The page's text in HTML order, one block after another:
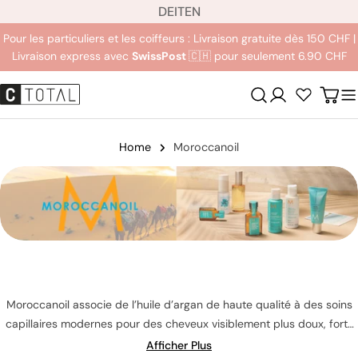
contenu
a
n
g
u
e
DE EN
IT
Pour les particuliers et les coiffeurs : Livraison gratuite dès 150 CHF |
Livraison express avec SwissPost🇨🇭 pour seulement 6.90 CHF
Se
connecter
Home Moroccanoil
Moroccanoil associe de l’huile d’argan de haute qualité à des soins
capillaires modernes pour des cheveux visiblement plus doux, forts
et brillants. Découvrez des solutions professionnelles pour la
Afficher Plus